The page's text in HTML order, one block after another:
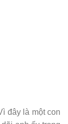
đây là một con